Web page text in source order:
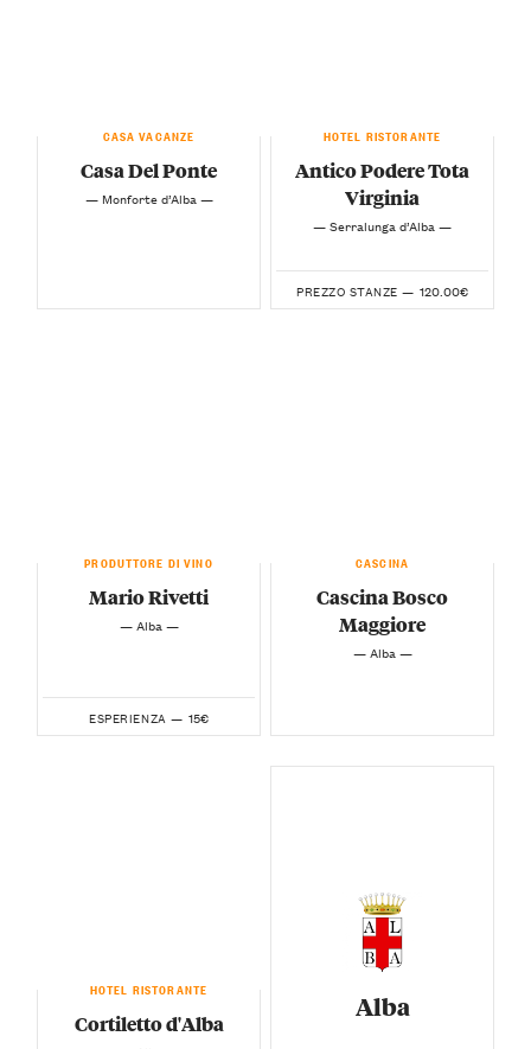
CASA VACANZE
Casa Del Ponte
— Monforte d’Alba —
HOTEL RISTORANTE
Antico Podere Tota
Virginia
— Serralunga d’Alba —
PREZZO STANZE — 120.00€
PRODUTTORE DI VINO
Mario Rivetti
— Alba —
ESPERIENZA — 15€
CASCINA
Cascina Bosco
Maggiore
— Alba —
HOTEL RISTORANTE
Cortiletto d'Alba
Alba